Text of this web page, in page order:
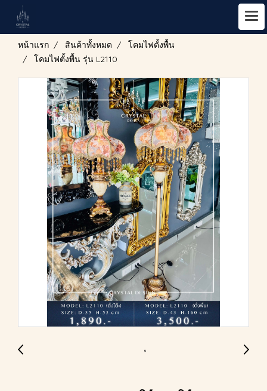
หน้าแรก สินค้าทั้งหมด
โคมไฟตั้งพื้น
โคมไฟตั้งพื้น รุ่น L2110